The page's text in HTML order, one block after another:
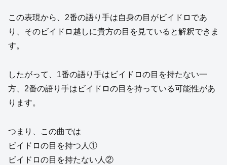
この表現から、2番の語り手は自身の目がビイドロであ
り、そのビイドロ越しに貴方の目を見ていると解釈できま
す。
したがって、1番の語り手はビイドロの目を持たない一
方、2番の語り手はビイドロの目を持っている可能性があ
ります。
つまり、この曲では
ビイドロの目を持つ人①
ビイドロの目を持たない人②